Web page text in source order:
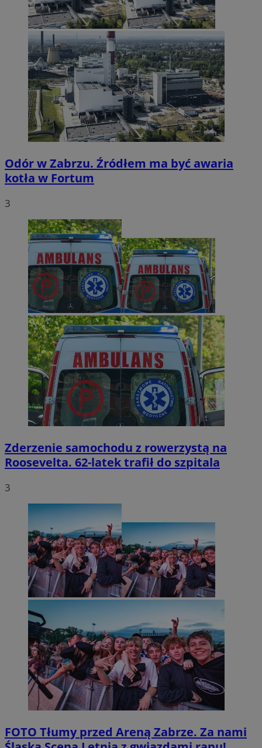
Odór w Zabrzu. Źródłem ma być awaria
kotła w Fortum
3
Zderzenie samochodu z rowerzystą na
Roosevelta. 62-latek trafił do szpitala
3
FOTO Tłumy przed Areną Zabrze. Za nami